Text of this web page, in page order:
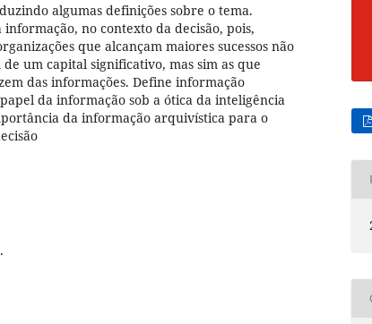
algumas definições sobre o tema.
no contexto da decisão, pois,
que alcançam maiores sucessos não
um capital significativo, mas sim as que
das informações. Define informação
da informação sob a ótica da inteligência
da informação arquivística para o